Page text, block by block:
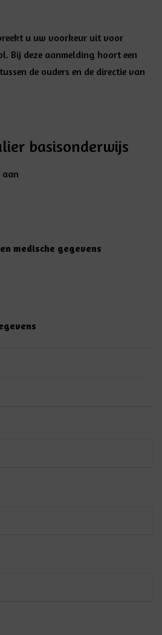
u uw voorkeur uit voor
Bij deze aanmelding hoort een
de ouders en de directie van
basisonderwijs
aan
medische gegevens